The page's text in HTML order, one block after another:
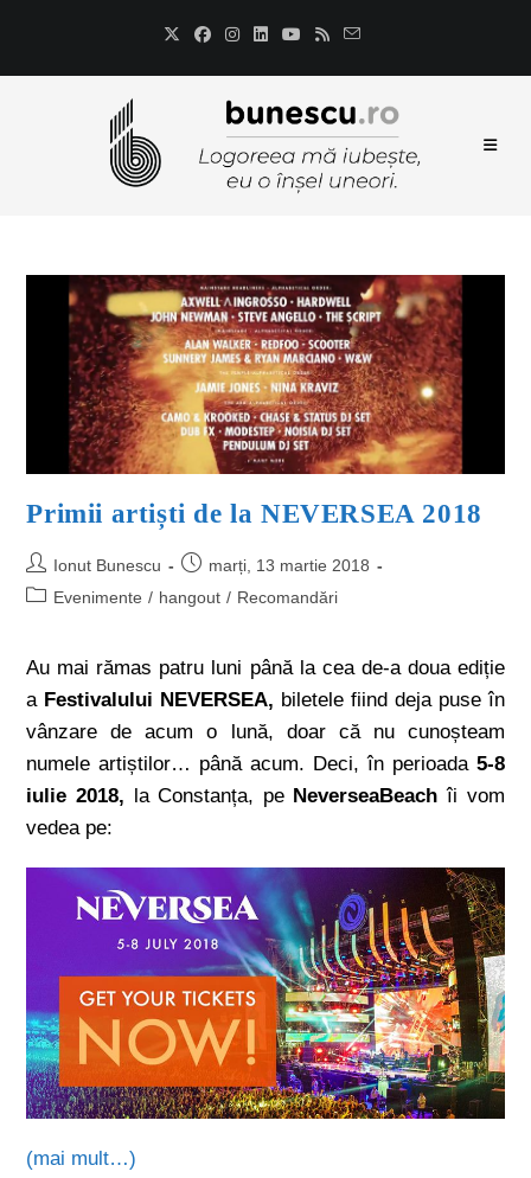
Primii artiști de la NEVERSEA 2018
Ionut Bunescu
marți, 13 martie 2018
Evenimente / hangout / Recomandări
Au mai rămas patru luni până la cea de-a doua ediție
a Festivalului NEVERSEA, biletele fiind deja puse în
vânzare de acum o lună, doar că nu cunoșteam
numele artiștilor… până acum. Deci, în perioada 5-8
iulie 2018, la Constanța, pe NeverseaBeach îi vom
vedea pe:
(mai mult…)